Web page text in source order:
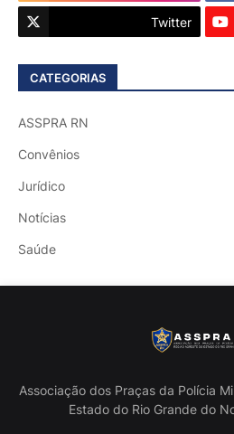
Twitter
CATEGORIAS
ASSPRA RN
Convênios
Jurídico
Notícias
Saúde
Associação dos Praças da Polícia
Estado do Rio Grande do